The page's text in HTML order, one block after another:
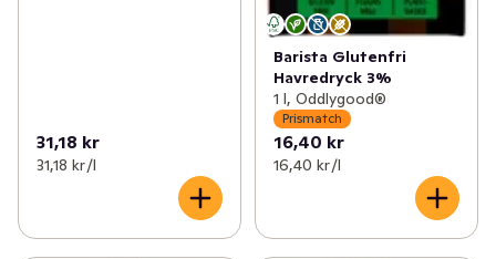
31,18 kr
31,18 kr /l
Barista Glutenfri
Havredryck 3%
1 l, Oddlygood®
Prismatch
16,40 kr
16,40 kr /l